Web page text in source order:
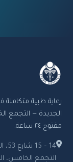
رعاية طبية متكاملة
الجديدة — التجمع
مفتوح ٢٤ ساعة.
14 –
التجمع الخامس،